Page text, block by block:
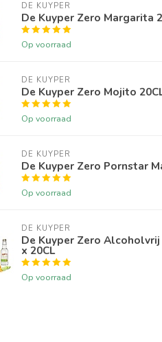
DE KUYPER
De Kuyper Zero Margarita
Op voorraad
DE KUYPER
De Kuyper Zero Mojito
Op voorraad
DE KUYPER
De Kuyper Zero Pornstar
Op voorraad
DE KUYPER
De Kuyper Zero
x 20CL
Op voorraad